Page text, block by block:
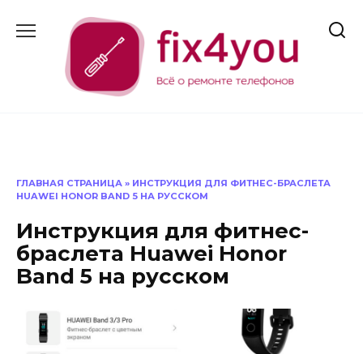
содержанию
ГЛАВНАЯ СТРАНИЦА » ИНСТРУКЦИЯ ДЛЯ ФИТНЕС-БРАСЛЕТА
HUAWEI HONOR BAND 5 НА РУССКОМ
Инструкция для фитнес-
браслета Huawei Honor
Band 5 на русском